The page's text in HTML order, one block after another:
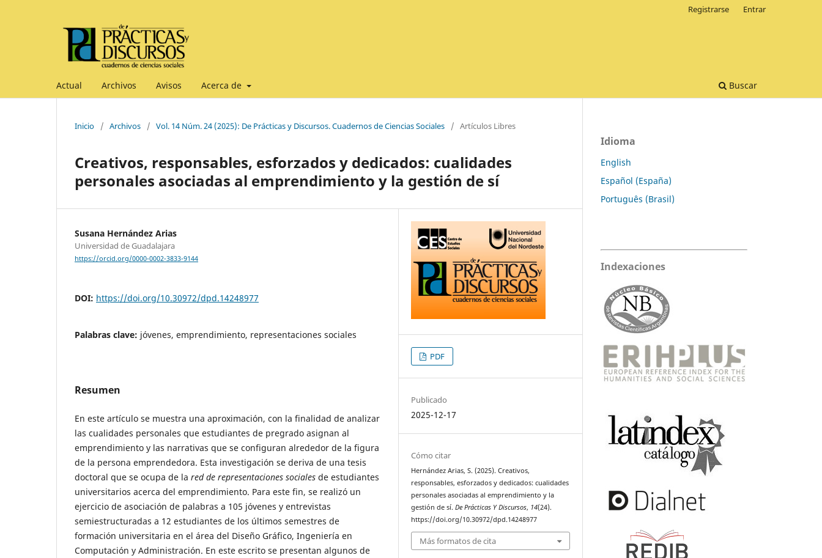
Actual Archivos Avisos Acerca de Buscar
Registrarse Entrar
Inicio / Archivos / Vol. 14 Núm. 24 (2025): De Prácticas y Discursos. Cuadernos de Ciencias Sociales / Artículos Libres
Creativos, responsables, esforzados y dedicados: cualidades
personales asociadas al emprendimiento y la gestión de sí
Susana Hernández Arias
Universidad de Guadalajara
https://orcid.org/0000-0002-3833-9144
DOI: https://doi.org/10.30972/dpd.14248977
Palabras clave: jóvenes, emprendimiento, representaciones sociales
Resumen
En este artículo se muestra una aproximación, con la finalidad de analizar
las cualidades personales que estudiantes de pregrado asignan al
emprendimiento y las narrativas que se configuran alrededor de la figura
de la persona emprendedora. Esta investigación se deriva de una tesis
doctoral que se ocupa de la red de representaciones sociales de estudiantes
universitarios acerca del emprendimiento. Para este fin, se realizó un
ejercicio de asociación de palabras a 105 jóvenes y entrevistas
semiestructuradas a 12 estudiantes de los últimos semestres de
formación universitaria en el área del Diseño Gráfico, Ingeniería en
Computación y Administración. En este escrito se presentan algunos de
PDF
Publicado
2025-12-17
Cómo citar
Hernández Arias, S. (2025). Creativos,
responsables, esforzados y dedicados: cualidades
personales asociadas al emprendimiento y la
gestión de sí.De Prácticas Y Discursos, 14(24).
https://doi.org/10.30972/dpd.14248977
Más formatos de cita
Idioma
English
Español (España)
Português (Brasil)
Indexaciones